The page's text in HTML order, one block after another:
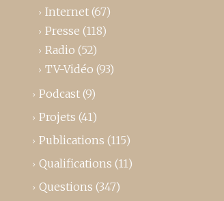
Internet (67)
Presse (118)
Radio (52)
TV-Vidéo (93)
Podcast (9)
Projets (41)
Publications (115)
Qualifications (11)
Questions (347)